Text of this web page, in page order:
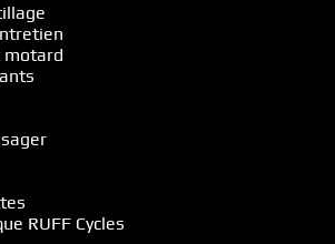
motard
RUFF Cycles